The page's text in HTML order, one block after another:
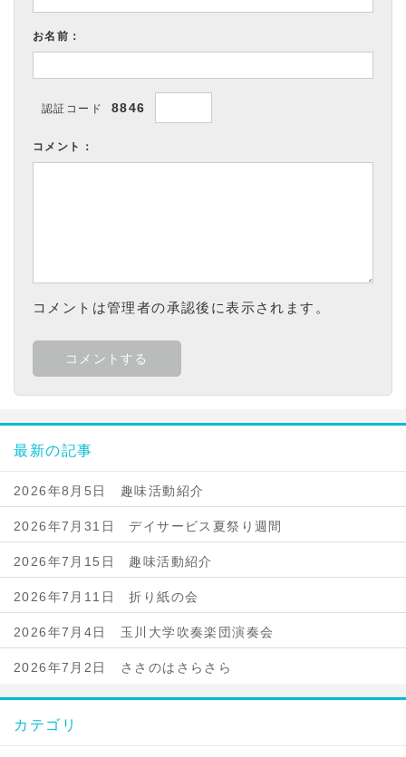
お名前：
認証コード 8846
コメント：
コメントは管理者の承認後に表示されます。
最新の記事
2026年8月5日 趣味活動紹介
2026年7月31日 デイサービス夏祭り週間
2026年7月15日 趣味活動紹介
2026年7月11日 折り紙の会
2026年7月4日 玉川大学吹奏楽団演奏会
2026年7月2日 ささのはさらさら
カテゴリ